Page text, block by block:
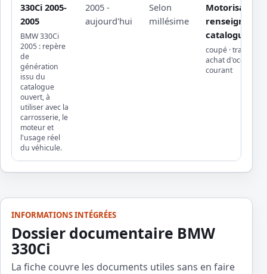
330Ci 2005-
2005
BMW 330Ci
2005 : repère
de
génération
issu du
catalogue
ouvert, à
utiliser avec la
carrosserie, le
moteur et
l'usage réel
du véhicule.
2005 -
aujourd'hui
Selon
millésime
Motorisation
renseignée
catalogue
coupé · trajets
achat
courant
INFORMATIONS INTÉGRÉES
Dossier documentaire BMW
330Ci
La fiche couvre les documents utiles sans en faire